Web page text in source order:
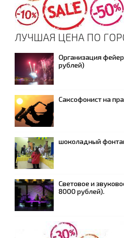
ЛУЧШАЯ ЦЕНА ПО
Организация
рублей)
Саксофонист на
шоколадный
Световое и
8000 рублей).